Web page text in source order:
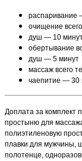
распаривание
очищение
душ — 10
обертывание
душ — 5 минут
массаж всего
чаепитие — 30
Доплата за комплект
простыню для
полиэтиленовую
плавки для мужчины,
полотенце,